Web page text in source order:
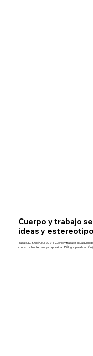
Cuerpo y trabajo
ideas y
Zapata, D., & Gijón, M. (2021). Cuerpo y trabajo sexual:
contextos fronterizos y corporalidad: Diálogos para la acción